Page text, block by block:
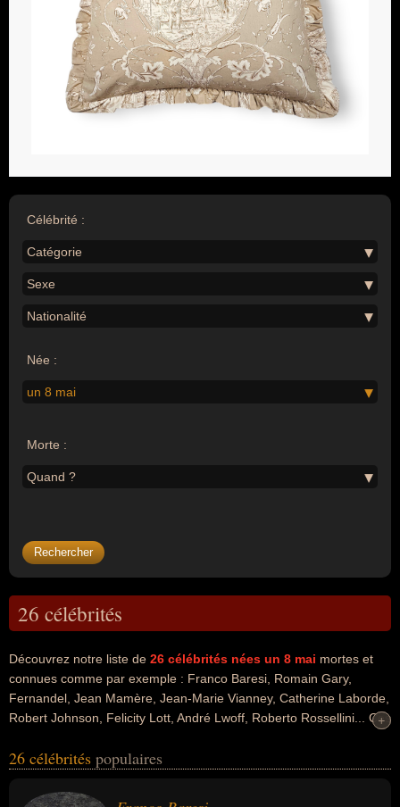
Célébrité :
Catégorie
Sexe
Nationalité
Née :
un 8 mai
Morte :
Quand ?
26 célébrités
Découvrez notre liste de 26 célébrités nées un 8 mai mortes et
connues comme par exemple : Franco Baresi, Romain Gary,
Fernandel, Jean Mamère, Jean-Marie Vianney, Catherine Laborde,
Robert Johnson, Felicity Lott, André Lwoff, Roberto Rossellini... Ces
football, du sport, du sport collectif, de l'art, de la littérature, du
de la radio, du théâtre, du blues, de la musique, de l'opéra ou de la
+
+
26 célébrités populaires